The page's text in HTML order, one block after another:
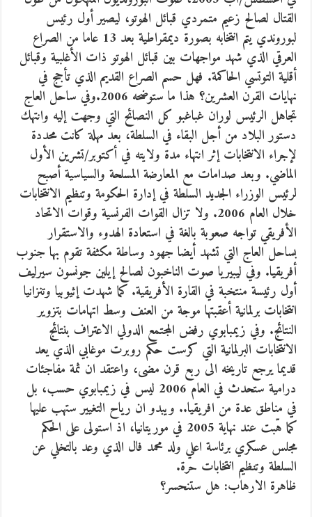
القتال لصالح زعيم متمردي قبائل الهوتو، ليصير أول رئيس
لبوروندي يتم انتخابه بصورة ديمقراطية بعد 13 عاما من الصراع
العرقي الذي شهد مواجهات بين قبائل الهوتو ذات الأغلبية وقبائل
أقلية التوتسي الحاكمة. فهل حسم الصراع القديم الذي تأجج في
نهايات القرن العشرين؟ هذا ما ستوضحه 2006.وفي ساحل العاج
تجاهل الرئيس لوران غباغبو كل النصائح التي وجهت إليه وانتهك
دستور البلاد من أجل البقاء في السلطة، بعد مهلة كانت محددة
لإجراء الانتخابات إثر انتهاء مدة ولايته في أكتوبر/تشرين الأول
الماضي. وبعد صدامات مع المعارضة المسلحة والسياسية أصبح
لرئيس الوزراء الجديد السلطة في إدارة الحكومة وتنظيم الانتخابات
خلال العام 2006. ولا تزال القوات الفرنسية وقوات الاتحاد
الأفريقي تواجه صعوبة بالغة في استعادة الهدوء والاستقرار
بساحل العاج التي تشهد أيضا جهود وساطة مكثفة تقوم بها جنوب
أفريقيا. وفي ليبيريا صوت الناخبون لصالح إيلين جونسون سيرليف
أول رئيسة منتخبة في القارة الأفريقية. كما شهدت إثيوبيا وتنزانيا
انتخابات برلمانية أعقبتها موجة من العنف وسط اتهامات بتزوير
النتائج. وفي زيمبابوي رفض المجتمع الدولي الاعتراف بنتائج
الانتخابات البرلمانية التي كرست حكم روبرت موغابي الذي يعد
قديما يرجع تاريخه الى ربع قرن مضى، واعتقد ان ثمة مفاجئات
درامية ستحدث في العام 2006 ليس في زيمبابوي حسب، بل
في مناطق عدة من افريقيا.. ويبدو ان رياح التغيير ستهب عليها
كما هّبت عند نهاية 2005 في موريتانيا، اذ استولى على الحكم
مجلس عسكري برئاسة اعلي ولد محمد فال الذي وعد بالتخلي عن
السلطة وتنظيم انتخابات حرة.
ظاهرة الارهاب: هل ستنحسر؟